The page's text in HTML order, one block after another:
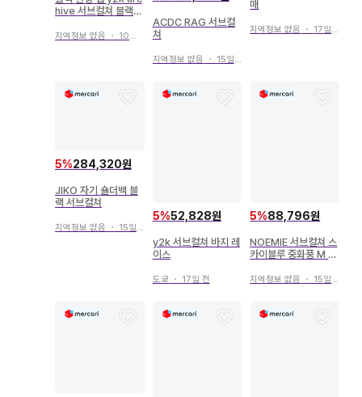
hive 서브컬쳐 블랙
지역정보 없음 ・ 10일 전
ACDC RAG 서브컬
쳐
지역정보 없음 ・ 15일 전
매
지역정보 없음 ・ 17일 전
5%284,320원
JIKO 자기 숄더백 블
랙 서브컬쳐
지역정보 없음 ・ 15일 전
5%52,828원
y2k 서브컬쳐 바지 레
이스
도쿄 ・ 17일 전
5%88,796원
NOEMIE 서브컬쳐 스
카이블루 중화풍 M 사
지역정보 없음 ・ 15일 전